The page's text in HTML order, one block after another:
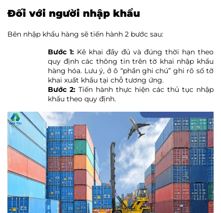
Đối với người nhập khẩu
Bên nhập khẩu hàng sẽ tiến hành 2 bước sau:
Bước 1: Kê khai đầy đủ và đúng thời hạn theo
quy định các thông tin trên tờ khai nhập khẩu
hàng hóa. Lưu ý, ở ô “phần ghi chú” ghi rõ số tờ
khai xuất khẩu tại chỗ tương ứng.
Bước 2: Tiến hành thực hiện các thủ tục nhập
khẩu theo quy định.